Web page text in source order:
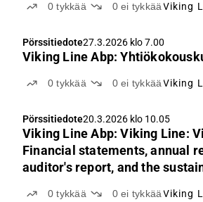
0tykkää 0ei tykkää Viking
Pörssitiedote27.3.2026 klo 7.00
Viking Line Abp:
0tykkää 0ei tykkää Viking
Pörssitiedote20.3.2026 klo 10.05
Viking Line Abp: Viking Line:
Financial statements, annual
auditor's report, and the
0tykkää 0ei tykkää Viking